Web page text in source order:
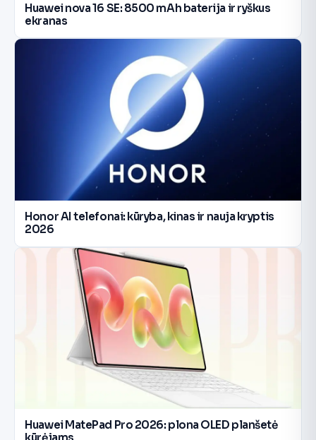
Huawei nova 16 SE: 8500 mAh baterija ir ryškus
ekranas
Honor AI telefonai: kūryba, kinas ir nauja kryptis
2026
Huawei MatePad Pro 2026: plona OLED planšetė